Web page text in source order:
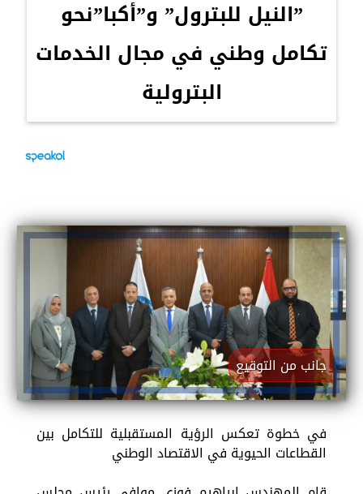
”النيل للبترول” و”أكبا”نحو
تكامل وطني في مجال الخدمات
البترولية
جانب من التوقيع
في خطوة تعكس الرؤية المستقبلية للتكامل بين
القطاعات الحيوية في الاقتصاد الوطني